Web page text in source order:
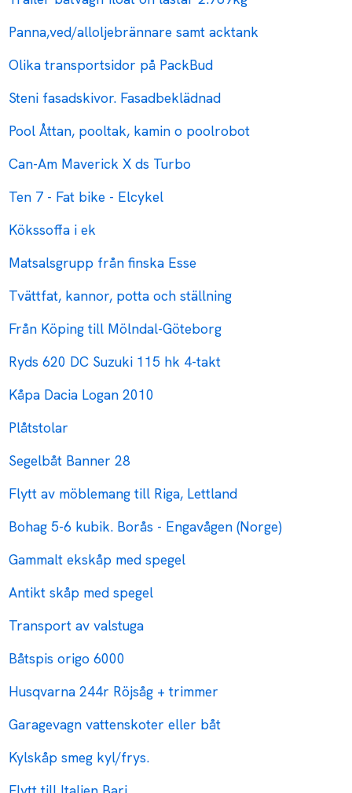
Panna,ved/alloljebrännare samt acktank
Olika transportsidor på PackBud
Steni fasadskivor. Fasadbeklädnad
Pool Åttan, pooltak, kamin o poolrobot
Can-Am Maverick X ds Turbo
Ten 7 - Fat bike - Elcykel
Kökssoffa i ek
Matsalsgrupp från finska Esse
Tvättfat, kannor, potta och ställning
Från Köping till Mölndal-Göteborg
Ryds 620 DC Suzuki 115 hk 4-takt
Kåpa Dacia Logan 2010
Plåtstolar
Segelbåt Banner 28
Flytt av möblemang till Riga, Lettland
Bohag 5-6 kubik. Borås - Engavågen (Norge)
Gammalt ekskåp med spegel
Antikt skåp med spegel
Transport av valstuga
Båtspis origo 6000
Husqvarna 244r Röjsåg + trimmer
Garagevagn vattenskoter eller båt
Kylskåp smeg kyl/frys.